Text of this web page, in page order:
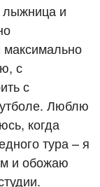
лыжница и
максимально
с
с
Люблю
когда
тура – я
и обожаю